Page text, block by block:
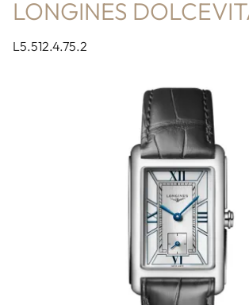
LONGINES
L5.512.4.75.2